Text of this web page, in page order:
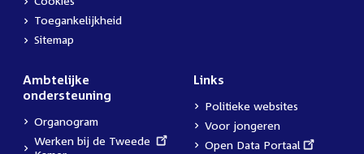
Toegankelijkheid
Sitemap
Ambtelijke
ondersteuning
Organogram
External
Werken bij de Tweede
Links
Politieke websites
Voor jongeren
External
Open Data Portaal